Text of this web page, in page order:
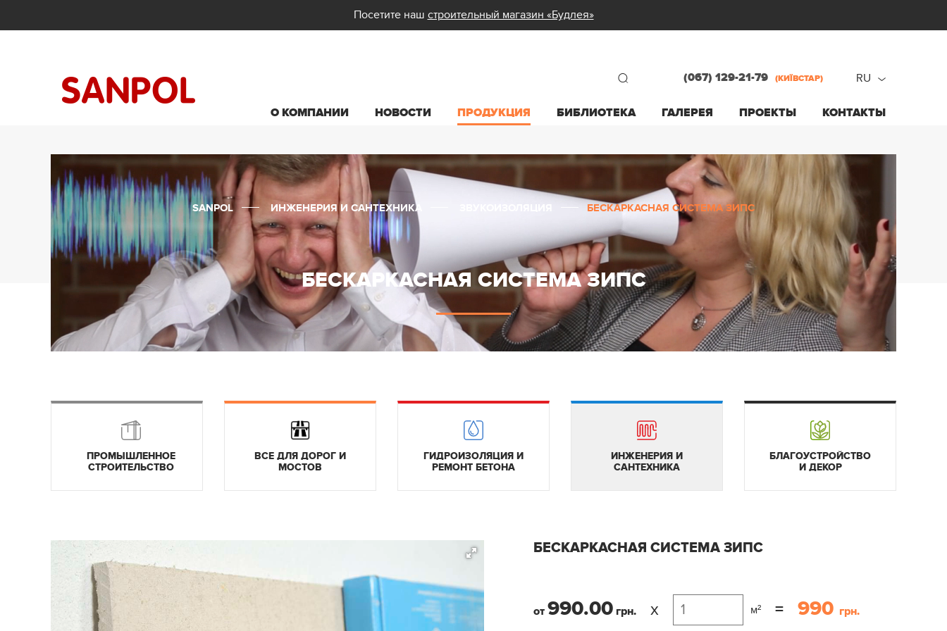
Посетите наш строительный магазин «Будлея»
О КОМПАНИИ НОВОСТИ ПРОДУКЦИЯ БИБЛИОТЕКА ГАЛЕРЕЯ ПРОЕКТЫ КОНТАКТЫ
(067) 129-21-79 (КИЇВСТАР)
RU
ua
БЕСКАРКАСНАЯ СИСТЕМА ЗИПС
SANPOL ИНЖЕНЕРИЯ И САНТЕХНИКА БЕСКАРКАСНАЯ СИСТЕМА ЗИПС
ПРОМЫШЛЕННОЕ
СТРОИТЕЛЬСТВО
ВСЕ ДЛЯ ДОРОГ И
МОСТОВ
ГИДРОИЗОЛЯЦИЯ И
РЕМОНТ БЕТОНА
ИНЖЕНЕРИЯ И
САНТЕХНИКА
БЛАГОУСТРОЙСТВО
И ДЕКОР
БЕСКАРКАСНАЯ СИСТЕМА ЗИПС
от 990.00 грн. x м² = 990 грн.